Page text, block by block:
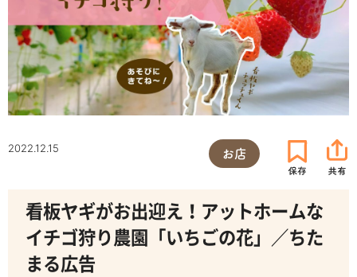
2022.12.15 お店
看板ヤギがお出迎え！アットホームな
イチゴ狩り農園「いちごの花」／ちた
まる広告